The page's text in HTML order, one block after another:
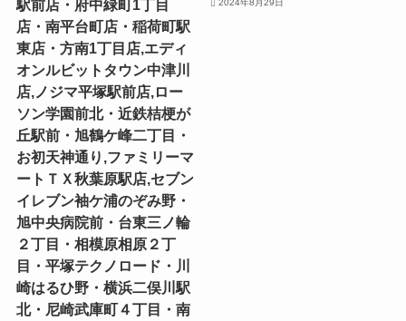
駅前店・府中緑町1丁目
店・南平台町店・稲荷町駅
東店・方南1丁目店,エディ
オンルビットタウン中津川
店,ノジマ平塚駅前店,ロー
ソン学園前北・近鉄桔梗が
丘駅前・旭鶴ケ峰二丁目・
お初天神通り,ファミリーマ
ートＴＸ秋葉原駅店,セブン
イレブン袖ケ浦のぞみ野・
旭中央病院前・台東三ノ輪
２丁目・相模原相原２丁
目・平塚テクノロード・川
崎はるひ野・横浜二俣川駅
北・尼崎武庫町４丁目・南